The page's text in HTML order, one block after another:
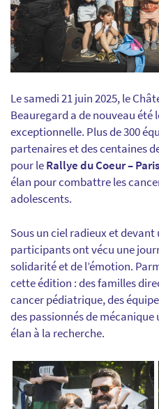
Le samedi 21 juin 2025, le
Beauregard a de nouveau été
exceptionnelle. Plus de 300
partenaires et des centaines
pour leRallye du Coeur – Paris
élan pour combattre les
adolescents.
Sous un ciel radieux et
participants ont vécu une
solidarité et de l’émotion.
cette édition : des familles
cancer pédiatrique, des
des passionnés de
élan à la recherche.